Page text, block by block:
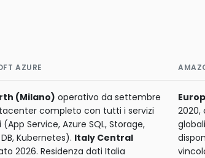
AZURE
(Milano) operativo da settembre
completo con tutti i servizi
Service, Azure SQL, Storage,
Kubernetes). Italy Central
2026. Residenza dati Italia
2020,